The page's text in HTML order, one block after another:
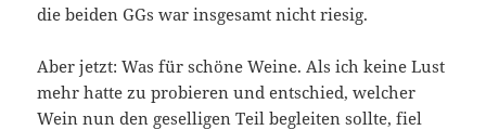
die beiden GGs war insgesamt nicht riesig.
Aber jetzt: Was für schöne Weine. Als ich keine Lust
mehr hatte zu probieren und entschied, welcher
Wein nun den geselligen Teil begleiten sollte, fiel